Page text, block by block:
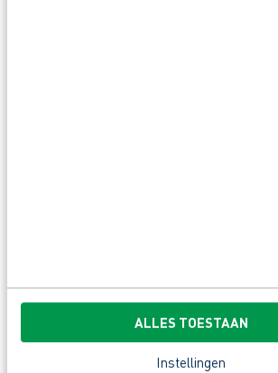
ALLES TOESTAAN
Instellingen
Achternaam*